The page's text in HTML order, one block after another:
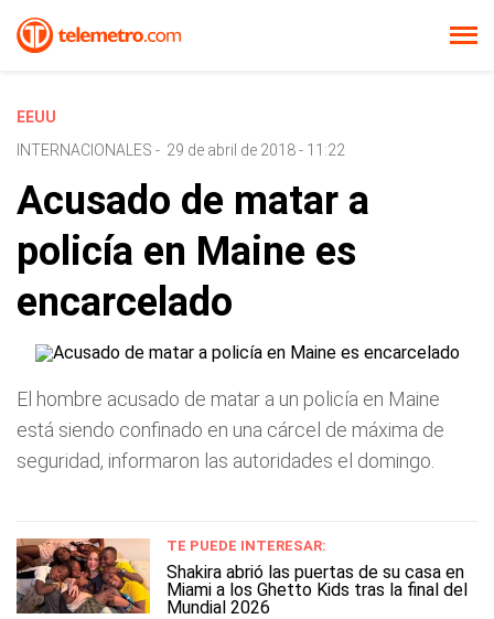
EEUU
INTERNACIONALES - 29 de abril de 2018 - 11:22
Acusado de matar a
policía en Maine es
encarcelado
El hombre acusado de matar a un policía en Maine
está siendo confinado en una cárcel de máxima de
seguridad, informaron las autoridades el domingo.
TE PUEDE INTERESAR:
Shakira abrió las puertas de su casa en
Miami a los Ghetto Kids tras la final del
Mundial 2026